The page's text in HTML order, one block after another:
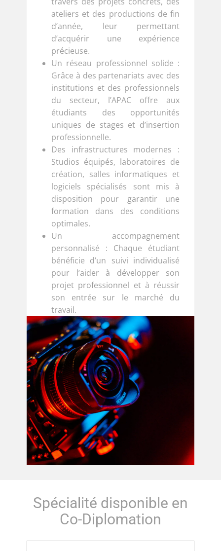
ateliers et des productions de fin
d’année, leur permettant
d’acquérir une expérience
précieuse.
Un réseau professionnel solide :
Grâce à des partenariats avec des
institutions et des professionnels
du secteur, l’APAC offre aux
étudiants des opportunités
uniques de stages et d’insertion
professionnelle.
Des infrastructures modernes :
Studios équipés, laboratoires de
création, salles informatiques et
logiciels spécialisés sont mis à
disposition pour garantir une
formation dans des conditions
optimales.
Un accompagnement
personnalisé : Chaque étudiant
bénéficie d’un suivi individualisé
pour l’aider à développer son
projet professionnel et à réussir
son entrée sur le marché du
travail.
Spécialité disponible en
Co-Diplomation